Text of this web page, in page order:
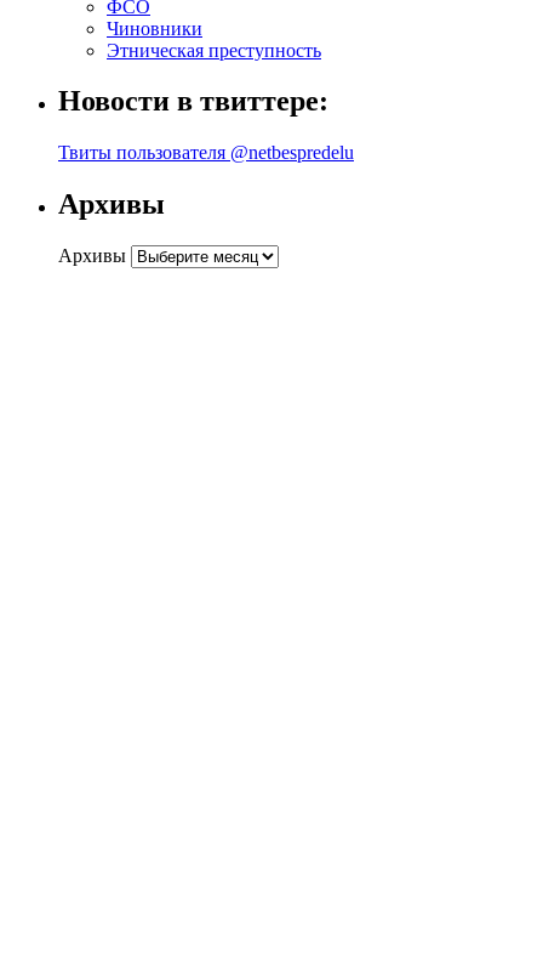
ФСО
Чиновники
Этническая преступность
Новости в твиттере:
Твиты пользователя @netbespredelu
Архивы
Архивы